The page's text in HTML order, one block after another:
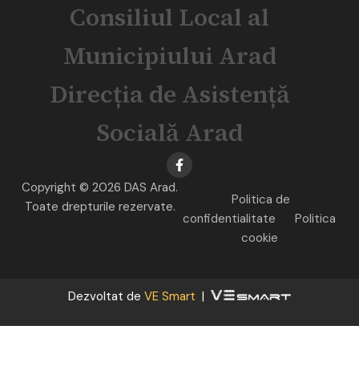
Consiliul Local al
Municipiului Arad
Direcția de Asistență
Socială Arad
Copyright © 2026 DAS Arad.
Toate drepturile rezervate.
Politica de
confidentialitate
Politica
cookie
Dezvoltat de VE Smart |